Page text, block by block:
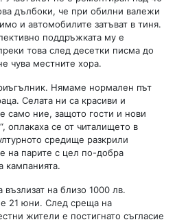
дълбоки, че при обилни валежи
и автомобилите затъват в тиня.
поддръжката му е
това след десетки писма до
чува местните хора.
Нямаме нормален път
Селата ни са красиви и
само ние, защото гости и нови
оплакаха се от читалището в
средище разкрили
на парите с цел по-добра
кампанията.
на близо 1000 лв.
е 21 юни. След среща на
жители е постигнато съгласие